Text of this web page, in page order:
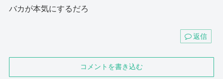
バカが本気にするだろ
返信
コメントを書き込む